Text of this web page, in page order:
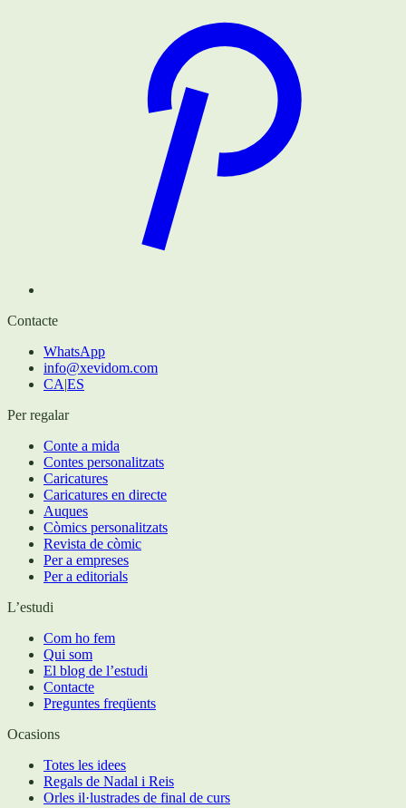
Contacte
WhatsApp
info@xevidom.com
CA|ES
Per regalar
Conte a mida
Contes personalitzats
Caricatures
Caricatures en directe
Auques
Còmics personalitzats
Revista de còmic
Per a empreses
Per a editorials
L’estudi
Com ho fem
Qui som
El blog de l’estudi
Contacte
Preguntes freqüents
Ocasions
Totes les idees
Regals de Nadal i Reis
Orles il·lustrades de final de curs